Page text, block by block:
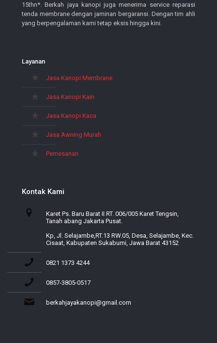
15thn*. Berkah jaya kanopi juga menerima service reparasi
tenda membrane dengan jaminan bergaransi. Dengan tim ahli
yang berpengalaman kami tetap eksis hingga kini.
Layanan
Jasa Kanopi Membrane
Jasa Kanopi Kain
Jasa Kanopi Kaca
Jasa Awning Murah
Pemesanan
Kontak Kami
Karet Ps. Baru Barat II RT. 006/005 Karet Tengsin,
Tanah abang Jakarta Pusat.
Kp, Jl. Selajambe,RT.13 RW.05, Desa, Selajambe, Kec.
Cisaat, Kabupaten Sukabumi, Jawa Barat 43152
0821 1373 4244
0857-3805-0517
berkahjayakanopi@gmail.com